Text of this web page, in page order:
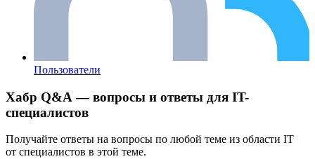
Пользователи
Хабр Q&A — вопросы и ответы для IT-
специалистов
Получайте ответы на вопросы по любой теме из области IT
от специалистов в этой теме.